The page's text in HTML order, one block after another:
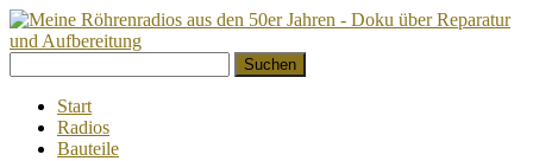
zum
Inhalt
nach:
Start
Radios
Bauteile